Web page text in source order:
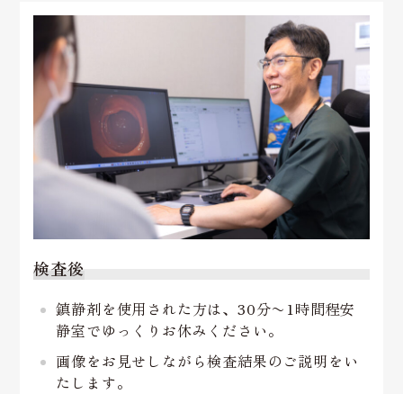
検査後
鎮静剤を使用された方は、30分〜1時間程安
静室でゆっくりお休みください。
画像をお見せしながら検査結果のご説明をい
たします。